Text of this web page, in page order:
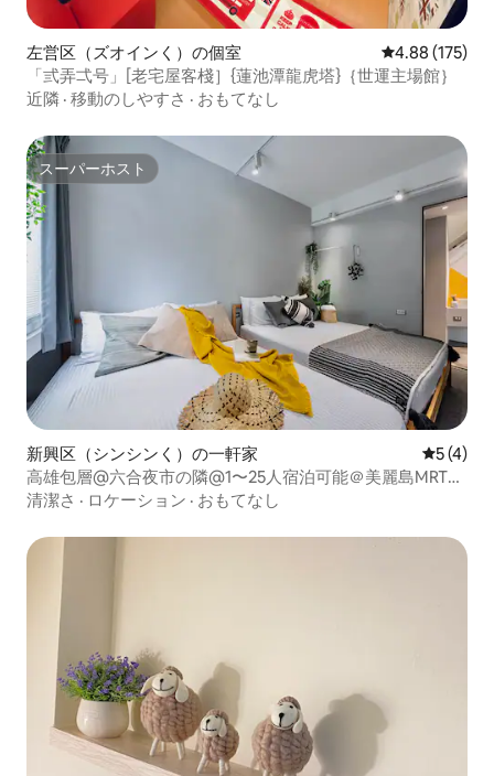
左営区（ズオインく）の個室 レビュー175
4.88 (175)
「弎弄弌号」[老宅屋客棧］{蓮池潭龍虎塔}｛世運主場館｝
近隣 · 移動のしやすさ · おもてなし
スーパーホスト
スーパーホスト
新興区（シンシンく）の一軒家 レビュー
5 (4)
高雄包層@六合夜市の隣@1〜25人宿泊可能＠美麗島MRT徒
歩3分＠3つの独立したバスルーム＠洗濯可能＠学生団体包
清潔さ · ロケーション · おもてなし